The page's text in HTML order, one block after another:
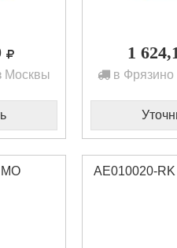
Москвы
1
в Фрязино
AE010020-